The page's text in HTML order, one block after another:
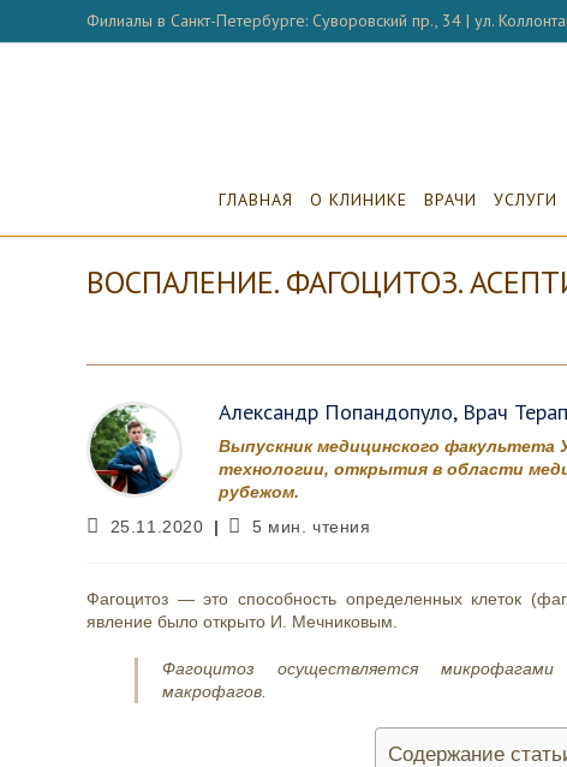
Филиалы в Санкт-Петербурге: Суворовский пр., 34 | ул.
ГЛАВНАЯ О КЛИНИКЕ ВРАЧИ УСЛУГИ
ВОСПАЛЕНИЕ. ФАГОЦИТОЗ.
Александр Попандопуло, Врач
Выпускник медицинского
технологии, открытия в области
рубежом.
Запись
25.11.2020
Время
5 мин. чтения
Фагоцитоз — это способность определенных клеток
явление было открыто И. Мечниковым.
Фагоцитоз осуществляется
макрофагов.
Содержание